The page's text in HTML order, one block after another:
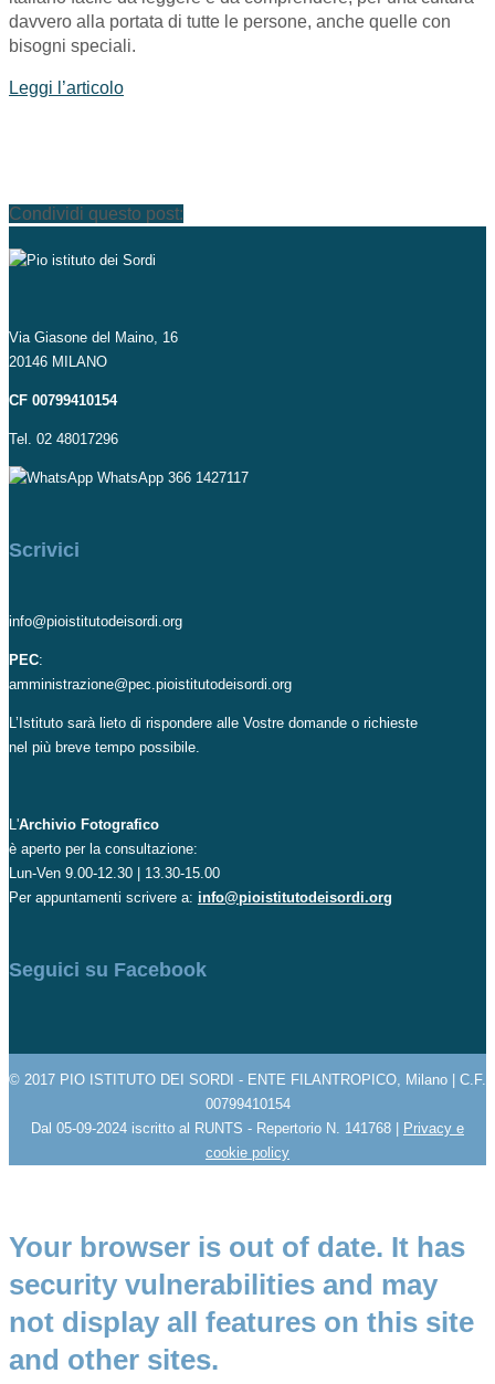
davvero alla portata di tutte le persone, anche quelle con
bisogni speciali.
Leggi l’articolo
Condividi questo post:
Via Giasone del Maino, 16
20146 MILANO
CF 00799410154
Tel. 02 48017296
WhatsApp 366 1427117
Scrivici
info@pioistitutodeisordi.org
PEC:
amministrazione@pec.pioistitutodeisordi.org
L’Istituto sarà lieto di rispondere alle Vostre domande o richieste
nel più breve tempo possibile.
L'Archivio Fotografico
è aperto per la consultazione:
Lun-Ven 9.00-12.30 | 13.30-15.00
Per appuntamenti scrivere a: info@pioistitutodeisordi.org
Seguici su Facebook
© 2017 PIO ISTITUTO DEI SORDI - ENTE FILANTROPICO, Milano | C.F.
00799410154
Dal 05-09-2024 iscritto al RUNTS - Repertorio N. 141768 |
Privacy e
cookie policy
Your browser is out of date. It has
security vulnerabilities and may
not display all features on this site
and other sites.